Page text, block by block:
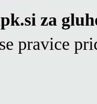
za
pravice